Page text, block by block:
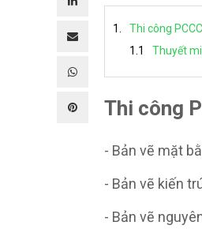
Thi công
Thuyết
Thi công
- Bản vẽ mặt
- Bản vẽ kiến
- Bản vẽ